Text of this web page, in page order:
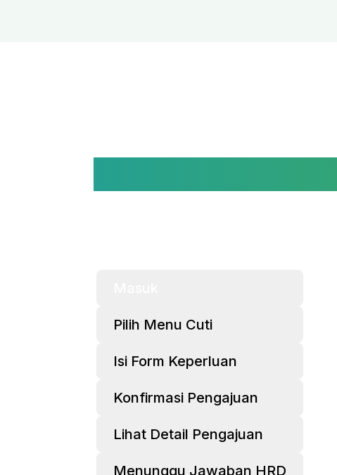
Pilih Menu Cuti
Isi Form Keperluan
Konfirmasi Pengajuan
Lihat Detail Pengajuan
Menunggu Jawaban HRD